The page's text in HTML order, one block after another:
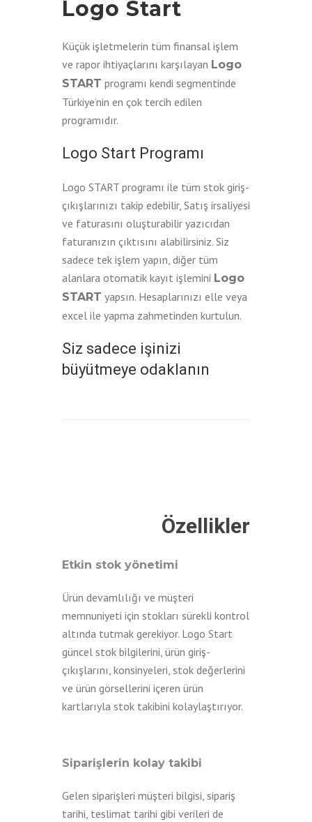
Logo Start
Küçük işletmelerin tüm finansal işlem
ve rapor ihtiyaçlarını karşılayan Logo
START programı kendi segmentinde
Türkiye’nin en çok tercih edilen
programıdır.
Logo Start Programı
Logo START programı ile tüm stok giriş-
çıkışlarınızı takip edebilir, Satış irsaliyesi
ve faturasını oluşturabilir yazıcıdan
faturanızın çıktısını alabilirsiniz. Siz
sadece tek işlem yapın, diğer tüm
alanlara otomatik kayıt işlemini Logo
START yapsın. Hesaplarınızı elle veya
excel ile yapma zahmetinden kurtulun.
Siz sadece işinizi
büyütmeye odaklanın
Özellikler
Etkin stok yönetimi
Ürün devamlılığı ve müşteri
memnuniyeti için stokları sürekli kontrol
altında tutmak gerekiyor. Logo Start
güncel stok bilgilerini, ürün giriş-
çıkışlarını, konsinyeleri, stok değerlerini
ve ürün görsellerini içeren ürün
kartlarıyla stok takibini kolaylaştırıyor.
Siparişlerin kolay takibi
Gelen siparişleri müşteri bilgisi, sipariş
tarihi, teslimat tarihi gibi verileri de